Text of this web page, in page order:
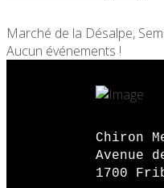
Marché de la Désalpe,
Aucun événements !
Chiron
Avenue
1700